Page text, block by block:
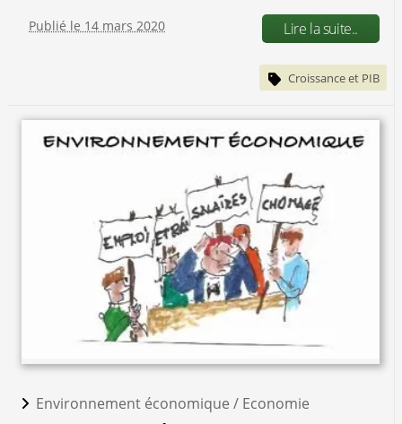
Publié le 14 mars 2020 Lire la suite..
Croissance et PIB
Environnement économique / Economie